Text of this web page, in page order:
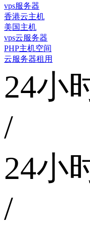
vps服务器
香港云主机
美国主机
vps云服务器
PHP主机空间
云服务器租用
24小
/
24小
/